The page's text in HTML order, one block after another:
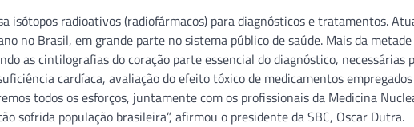
isótopos radioativos (radiofármacos) para diagnósticos e tratamentos.
no Brasil, em grande parte no sistema público de saúde. Mais da
as cintilografias do coração parte essencial do diagnóstico, necessárias
cardíaca, avaliação do efeito tóxico de medicamentos
todos os esforços, juntamente com os profissionais da Medicina
população brasileira”, afirmou o presidente da SBC, Oscar Dutra.